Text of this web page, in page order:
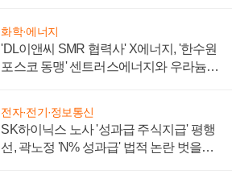
화학·에너지
'DL이앤씨 SMR 협력사' X에너지, '한수원
포스코 동맹' 센트러스에너지와 우라늄
전자·전기·정보통신
SK하이닉스 노사 '성과급 주식지급' 평행
선, 곽노정 'N% 성과급' 법적 논란 벗을지